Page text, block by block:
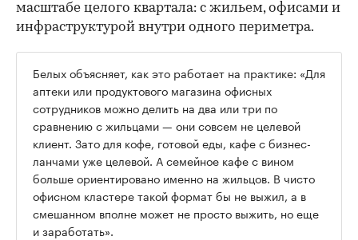
масштабе целого квартала: с жильем, офисами и
инфраструктурой внутри одного периметра.
Белых объясняет, как это работает на практике: «Для
аптеки или продуктового магазина офисных
сотрудников можно делить на два или три по
сравнению с жильцами — они совсем не целевой
клиент. Зато для кофе, готовой еды, кафе с бизнес-
ланчами уже целевой. А семейное кафе с вином
больше ориентировано именно на жильцов. В чисто
офисном кластере такой формат бы не выжил, а в
смешанном вполне может не просто выжить, но еще
и заработать».